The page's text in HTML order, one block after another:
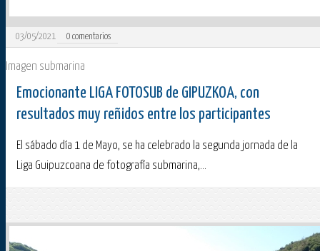
03/05/2021 0 comentarios
Imagen submarina
Emocionante LIGA FOTOSUB de GIPUZKOA, con
resultados muy reñidos entre los participantes
El sábado día 1 de Mayo, se ha celebrado la segunda jornada de la
Liga Guipuzcoana de fotografía submarina,...